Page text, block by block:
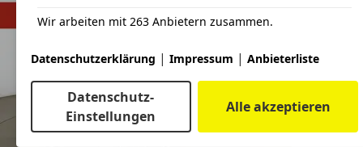
Wir arbeiten mit 263 Anbietern zusammen.
Datenschutzerklärung | Impressum | Anbieterliste
Datenschutz-
Einstellungen
Alle akzeptieren